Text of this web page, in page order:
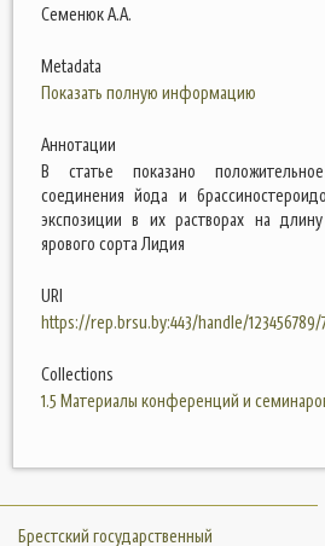
Семенюк А.А.
Metadata
Показать полную информацию
Аннотации
В статье показано
соединения йода и
экспозиции в их растворах на
ярового сорта Лидия
URI
https://rep.brsu.by:443/handle/123456789/
Collections
1.5 Материалы конференций и
Брестский государственный